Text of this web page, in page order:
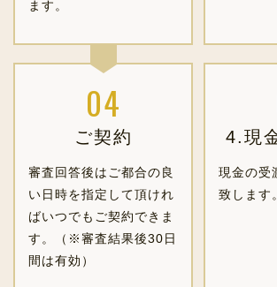
ます。
ご契約
審査回答後はご都合の良
い日時を指定して頂けれ
ばいつでもご契約できま
す。（※審査結果後30日
間は有効）
4.現
現金の受
致します。